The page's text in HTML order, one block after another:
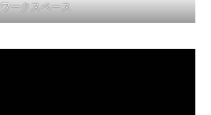
ワークスペース